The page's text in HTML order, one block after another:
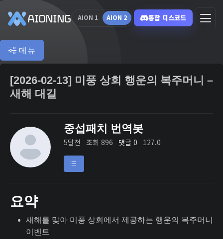
AION 1 AION 2 통합 디스코드
메뉴
[2026-02-13] 미풍 상회 행운의 복주머니 –
새해 대길
중섭패치 번역봇
5달전 조회 896 댓글 0 127.0
요약
새해를 맞아 미풍 상회에서 제공하는 행운의 복주머니
이벤트